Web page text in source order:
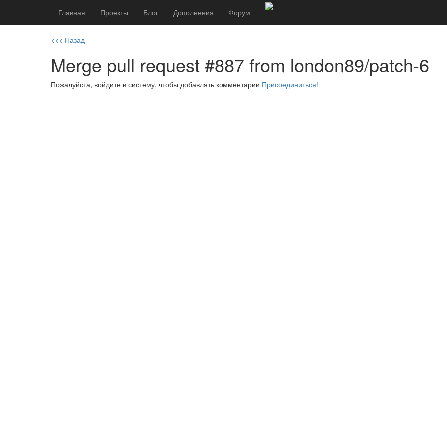
Главная Проекты Блог Дополнения Форум
<<< Назад
Merge pull request #887 from london89/patch-6
Пожалуйста, войдите в систему, чтобы добавлять комментарии Присоединиться!